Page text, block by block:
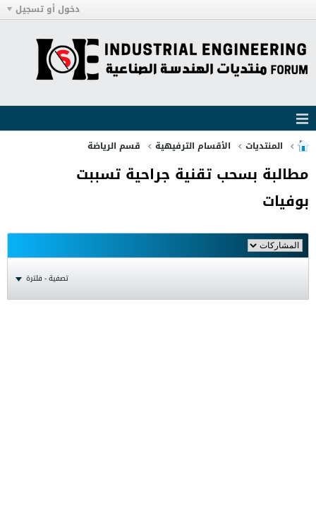
دخول أو تسجيل
المنتديات الأقسام الترفيهية قسم الرياضة
مطالبة بسحب تقنية جراحية تسببت
بوفيات
تصفية - فلترة